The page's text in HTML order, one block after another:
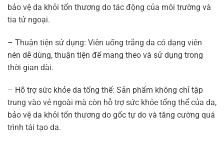
bảo vệ da khỏi tổn thương do tác động của môi trường và
tia tử ngoại.
– Thuận tiện sử dụng: Viên uống trắng da có dạng viên
nén dễ dùng, thuận tiện để mang theo và sử dụng trong
thời gian dài.
– Hỗ trợ sức khỏe da tổng thể: Sản phẩm không chỉ tập
trung vào vẻ ngoài mà còn hỗ trợ sức khỏe tổng thể của da,
bảo vệ da khỏi tổn thương do gốc tự do và tăng cường quá
trình tái tạo da.